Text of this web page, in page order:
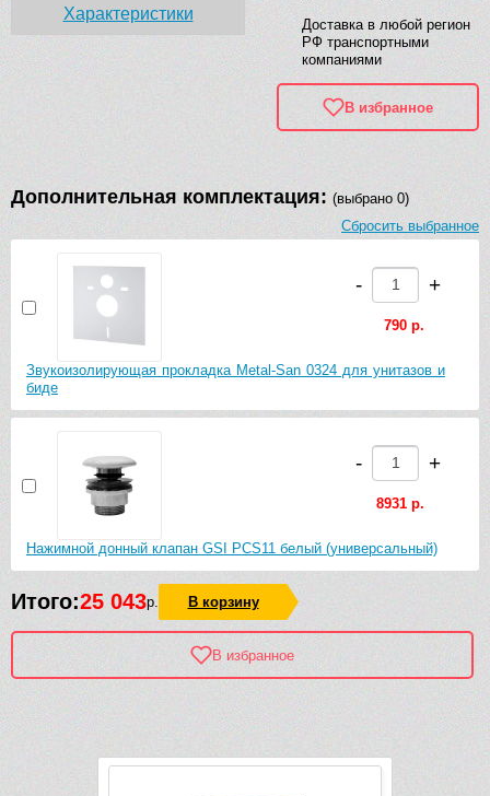
Доставка в любой регион
РФ транспортными
компаниями
В избранное
Характеристики
Дополнительная комплектация: (выбрано 0)
Сбросить выбранное
Звукоизолирующая прокладка Metal-San 0324 для унитазов и
биде
- +
790 р.
Нажимной донный клапан GSI PCS11 белый (универсальный)
- +
8931 р.
Итого:25 043р. В корзину
В избранное